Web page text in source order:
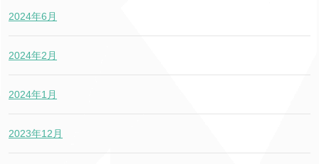
2024年6月
2024年2月
2024年1月
2023年12月